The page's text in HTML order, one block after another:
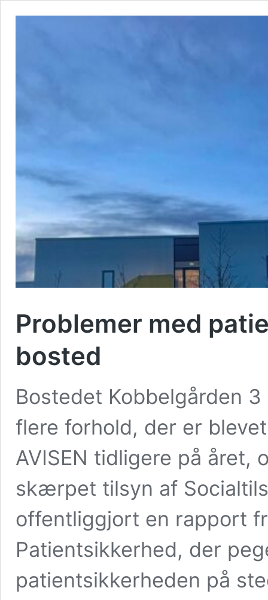
Problemer med
bosted
Bostedet Kobbelgården
flere forhold, der er
AVISEN tidligere på året,
skærpet tilsyn af
offentliggjort en rapport
Patientsikkerhed, der
patientsikkerheden på